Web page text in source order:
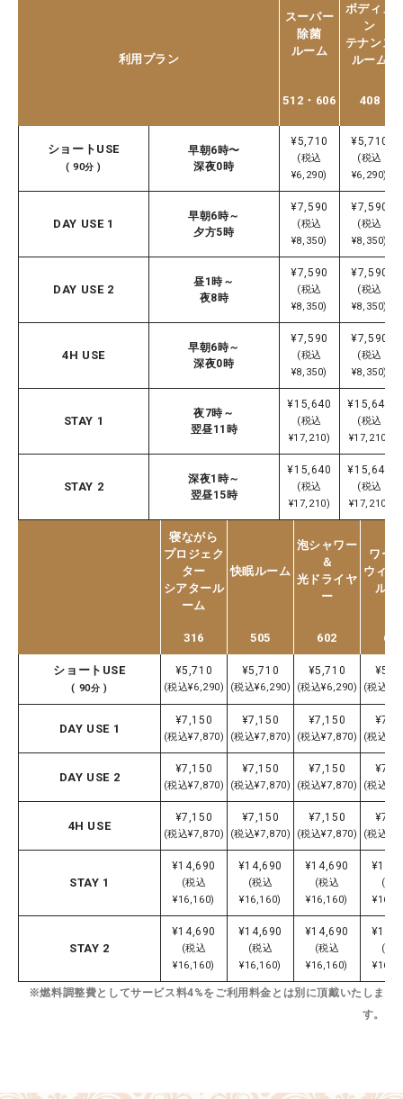
利用プラン
スーパー
除菌
ルーム
ボディメ
ン
テナンス
ルーム
512・606 408
ショートUSE
( 90分 )
早朝6時〜
深夜0時
¥5,710
(税込
¥6,290)
¥5,710
(税込
¥6,290)
DAY USE 1
早朝6時～
夕方5時
¥7,590
(税込
¥8,350)
¥7,590
(税込
¥8,350)
DAY USE 2
昼1時～
夜8時
¥7,590
(税込
¥8,350)
¥7,590
(税込
¥8,350)
4H USE
早朝6時～
深夜0時
¥7,590
(税込
¥8,350)
¥7,590
(税込
¥8,350)
STAY 1
夜7時～
翌昼11時
¥15,640
(税込
¥17,210)
¥15,640
(税込
¥17,210)
STAY 2
深夜1時～
翌昼15時
¥15,640
(税込
¥17,210)
¥15,640
(税込
¥17,210)
寝ながら
プロジェク
ター
シアタール
ーム
快眠ルーム
泡シャワー
＆
光ドライヤ
ー
ワー
ウィン
ルー
316 505 602 603
ショートUSE
( 90分 )
¥5,710
(税込¥6,290)
¥5,710
(税込¥6,290)
¥5,710
(税込¥6,290) (税込
DAY USE 1
¥7,150
(税込¥7,870)
¥7,150
(税込¥7,870)
¥7,150
(税込¥7,870) (税込
DAY USE 2
¥7,150
(税込¥7,870)
¥7,150
(税込¥7,870)
¥7,150
(税込¥7,870) (税込
4H USE
¥7,150
(税込¥7,870)
¥7,150
(税込¥7,870)
¥7,150
(税込¥7,870) (税込
STAY 1
¥14,690
(税込
¥16,160)
¥14,690
(税込
¥16,160)
¥14,690
(税込
¥16,160)
(税
STAY 2
¥14,690
(税込
¥16,160)
¥14,690
(税込
¥16,160)
¥14,690
(税込
¥16,160)
(税
※燃料調整費としてサービス料4%をご利用料金とは別に頂戴いたしま
す。